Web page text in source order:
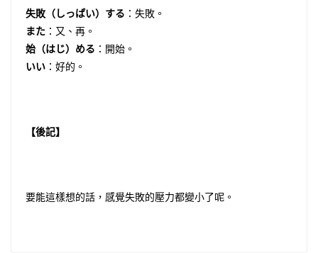
失敗（しっぱい）する ：失敗。
また ：又、再。
始（はじ）める ：開始。
いい ：好的。
【後記】
要能這樣想的話，感覺失敗的壓力都變小了呢。